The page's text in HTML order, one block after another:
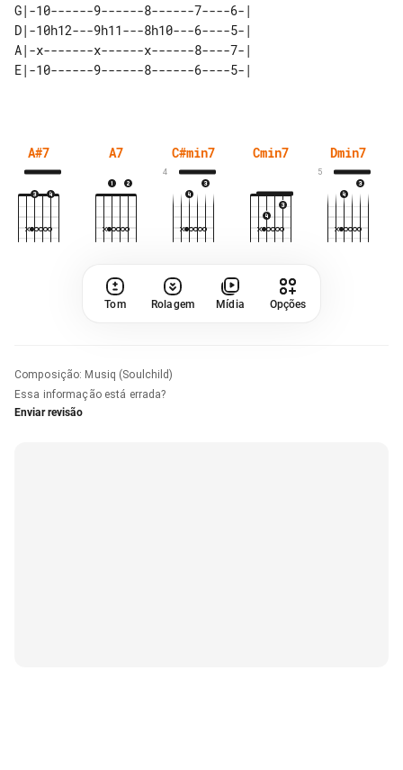
G|-10------9------8------7----6-|
D|-10h12---9h11---8h10---6----5-|
A|-x-------x------x------8----7-|
A#7 A7 C#min7
4
Cmin7 Dmin7
5
Tom Rolagem Mídia Opções
Composição: Musiq (Soulchild)
Essa informação está errada?
Enviar revisão